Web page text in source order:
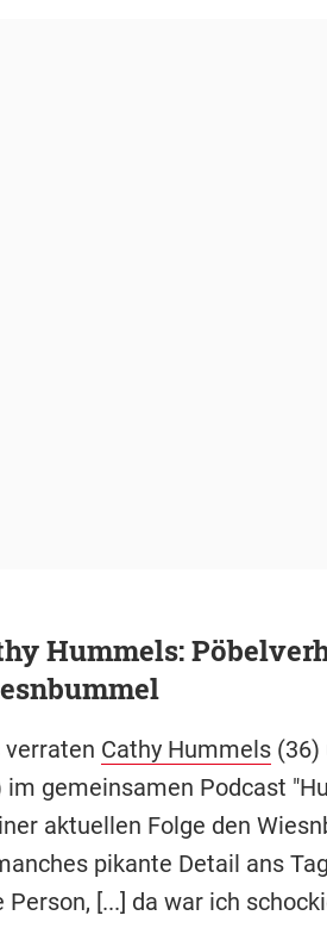
Hummels:
verraten Cathy Hummels(36)
im gemeinsamen Podcast
aktuellen Folge den
pikante Detail ans
Person, [...] da war ich